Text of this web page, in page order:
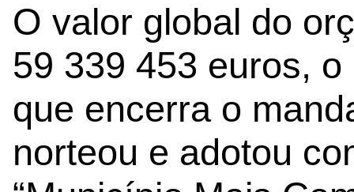
O valor global do
59 339 453 euros,
que encerra o
norteou e adotou